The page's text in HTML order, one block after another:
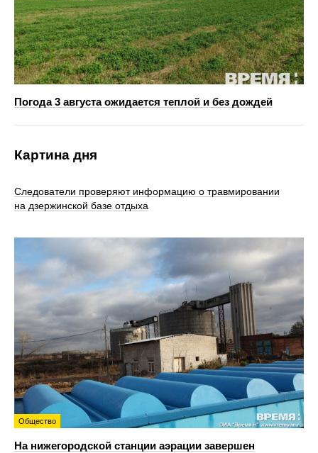
Погода 3 августа ожидается теплой и без дождей
Картина дня
Следователи проверяют информацию о травмировании
на дзержинской базе отдыха
Общество
На нижегородской станции аэрации завершен